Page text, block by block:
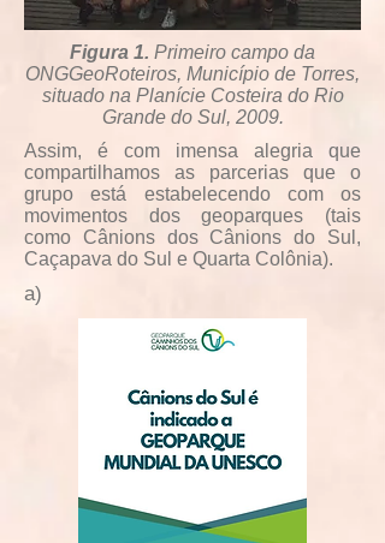
Figura 1. Primeiro campo da
ONGGeoRoteiros, Município de Torres,
situado na Planície Costeira do Rio
Grande do Sul, 2009.
Assim, é com imensa alegria que
compartilhamos as parcerias que o
grupo está estabelecendo com os
movimentos dos geoparques (tais
como Cânions dos Cânions do Sul,
Caçapava do Sul e Quarta Colônia).
a)